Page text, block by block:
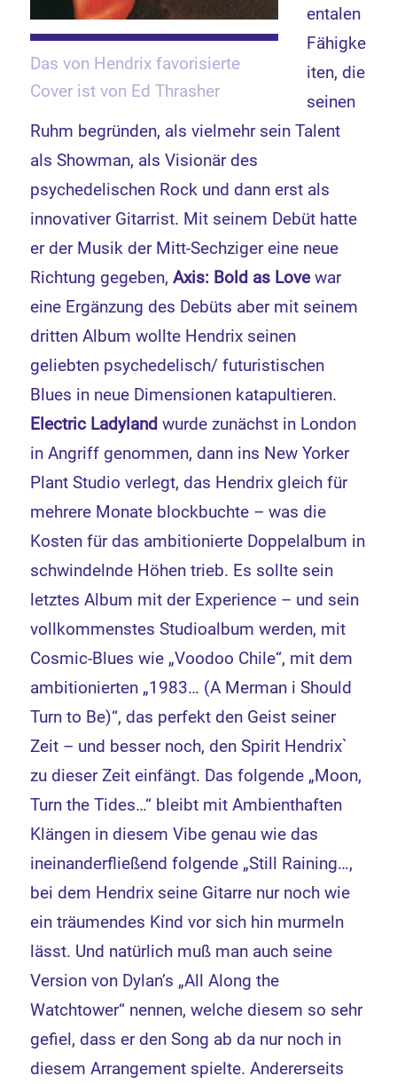
Das von Hendrix favorisierte
Cover ist von Ed Thrasher
entalen
Fähigke
iten, die
seinen
Ruhm begründen, als vielmehr sein Talent
als Showman, als Visionär des
psychedelischen Rock und dann erst als
innovativer Gitarrist. Mit seinem Debüt hatte
er der Musik der Mitt-Sechziger eine neue
Richtung gegeben,Axis: Bold as Lovewar
eine Ergänzung des Debüts aber mit seinem
dritten Album wollte Hendrix seinen
geliebten psychedelisch/ futuristischen
Blues in neue Dimensionen katapultieren.
Electric Ladylandwurde zunächst in London
in Angriff genommen, dann ins New Yorker
Plant Studio verlegt, das Hendrix gleich für
mehrere Monate blockbuchte – was die
Kosten für das ambitionierte Doppelalbum in
schwindelnde Höhen trieb. Es sollte sein
letztes Album mit der Experience – und sein
vollkommenstes Studioalbum werden, mit
Cosmic-Blues wie „Voodoo Chile“, mit dem
ambitionierten „1983… (A Merman i Should
Turn to Be)“, das perfekt den Geist seiner
Zeit – und besser noch, den Spirit Hendrix`
zu dieser Zeit einfängt. Das folgende „Moon,
Turn the Tides…“ bleibt mit Ambienthaften
Klängen in diesem Vibe genau wie das
ineinanderfließend folgende „Still Raining…,
bei dem Hendrix seine Gitarre nur noch wie
ein träumendes Kind vor sich hin murmeln
lässt. Und natürlich muß man auch seine
Version von Dylan’s „All Along the
Watchtower“ nennen, welche diesem so sehr
gefiel, dass er den Song ab da nur noch in
diesem Arrangement spielte. Andererseits